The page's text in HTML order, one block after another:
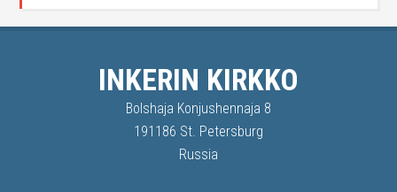
INKERIN KIRKKO
Bolshaja Konjushennaja 8
191186 St. Petersburg
Russia